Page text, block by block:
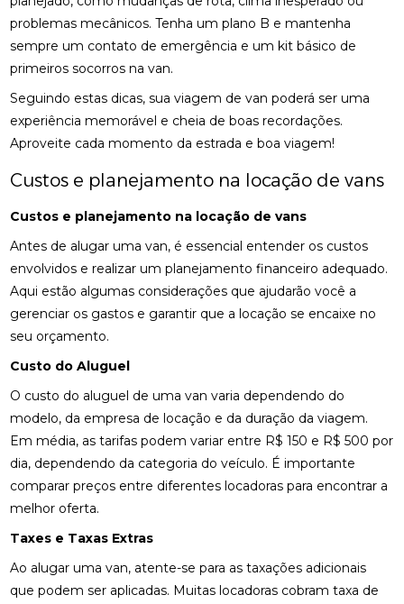
problemas mecânicos. Tenha um plano B e mantenha
sempre um contato de emergência e um kit básico de
primeiros socorros na van.
Seguindo estas dicas, sua viagem de van poderá ser uma
experiência memorável e cheia de boas recordações.
Aproveite cada momento da estrada e boa viagem!
Custos e planejamento na locação de vans
Custos e planejamento na locação de vans
Antes de alugar uma van, é essencial entender os custos
envolvidos e realizar um planejamento financeiro adequado.
Aqui estão algumas considerações que ajudarão você a
gerenciar os gastos e garantir que a locação se encaixe no
seu orçamento.
Custo do Aluguel
O custo do aluguel de uma van varia dependendo do
modelo, da empresa de locação e da duração da viagem.
Em média, as tarifas podem variar entre R$ 150 e R$ 500 por
dia, dependendo da categoria do veículo. É importante
comparar preços entre diferentes locadoras para encontrar a
melhor oferta.
Taxes e Taxas Extras
Ao alugar uma van, atente-se para as taxações adicionais
que podem ser aplicadas. Muitas locadoras cobram taxa de